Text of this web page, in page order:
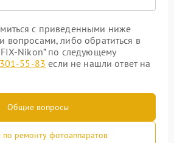
с приведенными ниже
вопросами, либо обратиться в
Nikon” по следующему
55-83 если не нашли ответ на
Общие вопросы
по ремонту фотоаппаратов